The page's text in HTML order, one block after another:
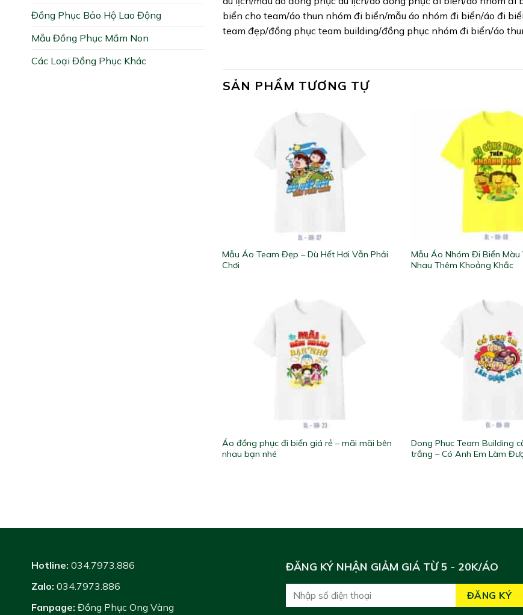
Đồng Phục Bảo Hộ Lao Động
Mẫu Đồng Phục Mầm Non
Các Loại Đồng Phục Khác
biển cho team/áo thun nhóm đi biển/mẫu áo nhóm đi biển/áo đi
team đẹp/đồng phục team building/đồng phục nhóm đi biển/áo
SẢN PHẨM TƯƠNG TỰ
Mẫu Áo Team Đẹp – Dù Hết Hơi Vẫn Phải
Chơi
Mẫu Áo Nhóm Đi Biển Màu
Nhau Thêm Khoảng Khắc
Áo đồng phục đi biển giá rẻ – mãi mãi bên
nhau bạn nhé
Dong Phuc Team Building
trắng – Có Anh Em Làm
Hotline: 034.7973.886
Zalo: 034.7973.886
Fanpage: Đồng Phục Ong Vàng
ĐĂNG KÝ NHẬN GIẢM GIÁ TỪ 5 - 20K/ÁO